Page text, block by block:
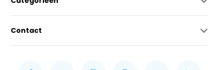
Contact